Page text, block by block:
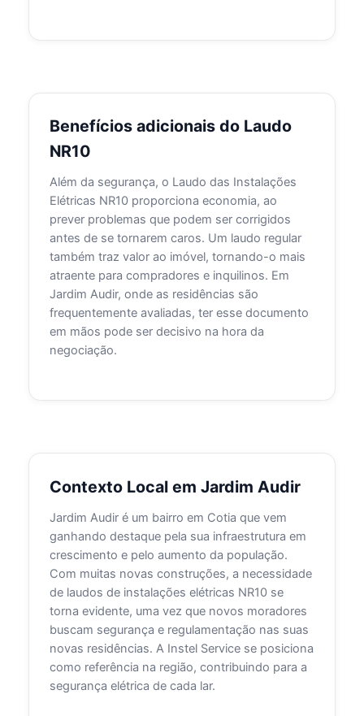
Benefícios adicionais do Laudo
NR10
Além da segurança, o Laudo das Instalações
Elétricas NR10 proporciona economia, ao
prever problemas que podem ser corrigidos
antes de se tornarem caros. Um laudo regular
também traz valor ao imóvel, tornando-o mais
atraente para compradores e inquilinos. Em
Jardim Audir, onde as residências são
frequentemente avaliadas, ter esse documento
em mãos pode ser decisivo na hora da
negociação.
Contexto Local em Jardim Audir
Jardim Audir é um bairro em Cotia que vem
ganhando destaque pela sua infraestrutura em
crescimento e pelo aumento da população.
Com muitas novas construções, a necessidade
de laudos de instalações elétricas NR10 se
torna evidente, uma vez que novos moradores
buscam segurança e regulamentação nas suas
novas residências. A Instel Service se posiciona
como referência na região, contribuindo para a
segurança elétrica de cada lar.